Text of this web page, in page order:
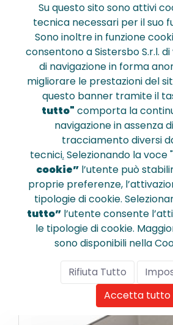
623608
Vaschetta
europost -
€ 3,330
Su questo sito sono attivi
tecnica necessari per il suo
Sono inoltre in funzione
consentono a Sistersbo S.r.l.
di navigazione in forma
migliorare le prestazioni del
questo banner tramite il
tutto" comporta la
navigazione in assenza
tracciamento diversi
tecnici. Selezionando la voce "
cookie”l’utente può
proprie preferenze,
tipologie di cookie.
tutto” l’utente consente
le tipologie di cookie.
sono disponibili nella
Rifiuta Tutto
Accetta tutto